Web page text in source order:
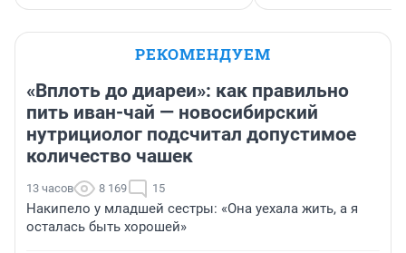
РЕКОМЕНДУЕМ
«Вплоть до диареи»: как правильно
пить иван-чай — новосибирский
нутрициолог подсчитал допустимое
количество чашек
13 часов 8 169 15
Накипело у младшей сестры: «Она уехала жить, а я
осталась быть хорошей»